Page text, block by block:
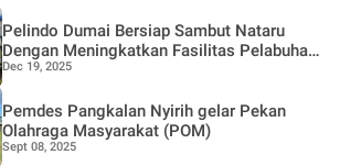
Pelindo Dumai Bersiap Sambut Nataru
Dengan Meningkatkan Fasilitas Pelabuhan
Penumpang
Dec 19, 2025
Pemdes Pangkalan Nyirih gelar Pekan
Olahraga Masyarakat (POM)
Sept 08, 2025